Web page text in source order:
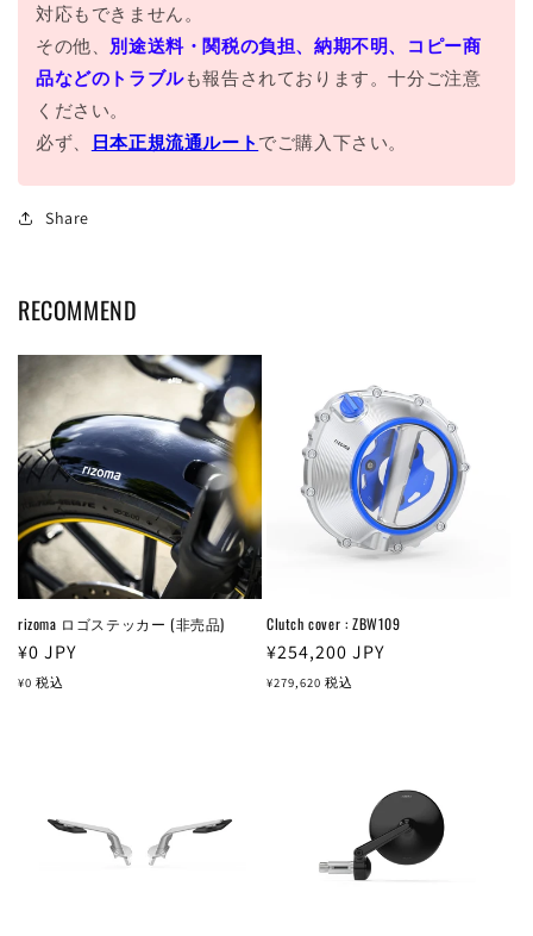
対応もできません。
その他、 別途送料・関税の負担、納期不明、コピー商
品などのトラブルも報告されております。十分ご注意
ください。
必ず、
日本正規流通ルート でご購入下さい。
Share
RECOMMEND
rizoma ロゴステッカー (非売品)
通
常
¥0 JPY
¥0 税込
Clutch cover : ZBW109
通
常
¥254,200 JPY
¥279,620 税込